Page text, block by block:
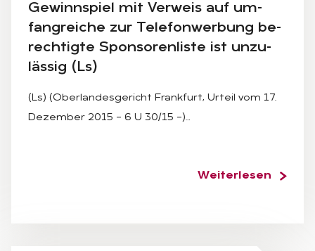
Ge­winn­spiel mit Ver­weis auf um­
fang­rei­che zur Te­le­fon­wer­bung be­
rech­tig­te Spon­so­ren­lis­te ist un­zu­
läs­sig (Ls)
(Ls) (Oberlandesgericht Frankfurt, Urteil vom 17.
Dezember 2015 – 6 U 30/15 –)…
Weiterlesen